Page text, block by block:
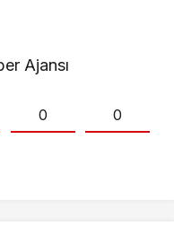
Ajansı
0 0